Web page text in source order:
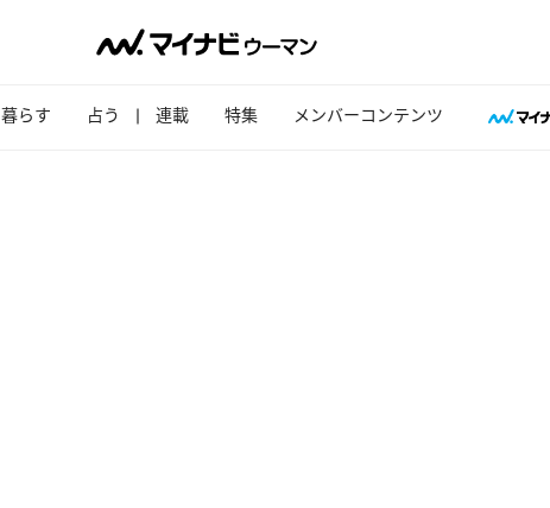
暮らす 占う 連載 特集 メンバーコンテンツ